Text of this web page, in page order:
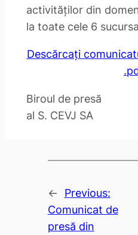
activităților din
la toate cele 6
Descărcați
Biroul de presă
al S. CEVJ SA
←
Previous:
Comunicat de
presă din